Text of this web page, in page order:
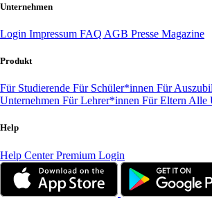
Unternehmen
Login Impressum FAQ AGB Presse Magazine
Produkt
Für Studierende Für Schüler*innen Für
Unternehmen Für Lehrer*innen Für Eltern Alle
Help
Help CenterPremium Login